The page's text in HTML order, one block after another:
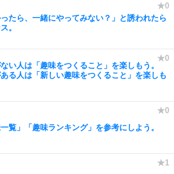
ったら、一緒にやってみない？」と誘われたら
。
い人は「趣味をつくること」を楽しもう。
る人は「新しい趣味をつくること」を楽しも
一覧」「趣味ランキング」を参考にしよう。